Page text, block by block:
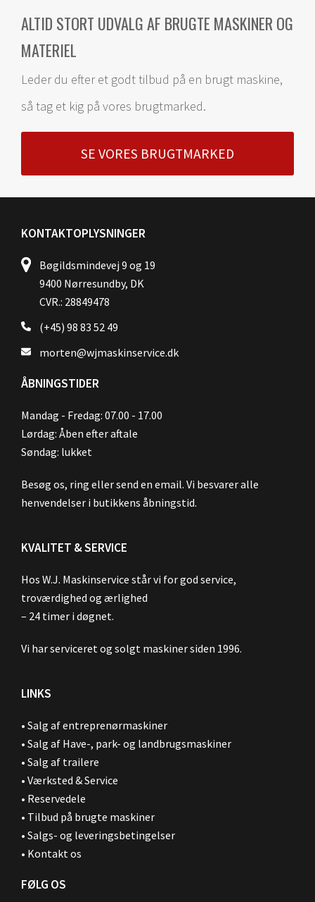
ALTID STORT UDVALG AF BRUGTE MASKINER OG
MATERIEL
Leder du efter et godt tilbud på en brugt maskine,
så tag et kig på vores brugtmarked.
SE VORES BRUGTMARKED
KONTAKTOPLYSNINGER
Bøgildsmindevej 9 og 19
9400 Nørresundby, DK
CVR.: 28849478
(+45) 98 83 52 49
morten@wjmaskinservice.dk
ÅBNINGSTIDER
Mandag - Fredag: 07.00 - 17.00
Lørdag: Åben efter aftale
Søndag: lukket
Besøg os, ring eller send en email. Vi besvarer alle
henvendelser i butikkens åbningstid.
KVALITET & SERVICE
Hos W.J. Maskinservice står vi for god service,
troværdighed og ærlighed
– 24 timer i døgnet.
Vi har serviceret og solgt maskiner siden 1996.
LINKS
• Salg af entreprenørmaskiner
• Salg af Have-, park- og landbrugsmaskiner
• Salg af trailere
• Værksted & Service
• Reservedele
• Tilbud på brugte maskiner
• Salgs- og leveringsbetingelser
• Kontakt os
FØLG OS